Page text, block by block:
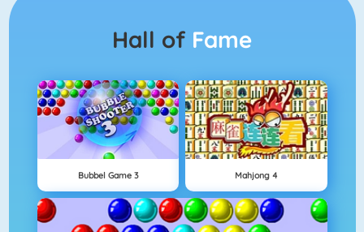
Hall of Fame
Bubbel Game 3 Mahjong 4